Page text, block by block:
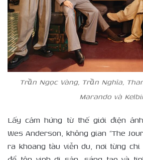
Trần Ngọc Vàng, Trần Nghĩa,
Marando và
Lấy cảm hứng từ thế giới điện
Wes Anderson, không gian “The
ra khoang tàu viễn du, nơi từng